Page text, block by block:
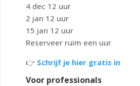
4 dec 12 uur
2 jan 12 uur
15 jan 12 uur
Reserveer ruim een uur
👉 Schrijf je hier gratis in
Voor professionals